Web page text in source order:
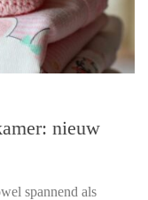
nieuw
spannend als